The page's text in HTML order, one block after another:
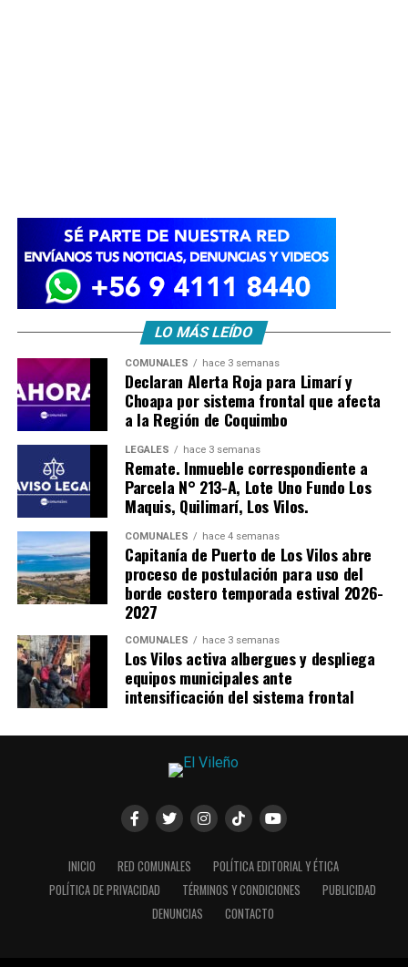
LO MÁS LEÍDO
COMUNALES hace 3 semanas
Declaran Alerta Roja para Limarí y
Choapa por sistema frontal que afecta
a la Región de Coquimbo
LEGALES hace 3 semanas
Remate. Inmueble correspondiente a
Parcela N° 213-A, Lote Uno Fundo Los
Maquis, Quilimarí, Los Vilos.
COMUNALES hace 4 semanas
Capitanía de Puerto de Los Vilos abre
proceso de postulación para uso del
borde costero temporada estival 2026-
2027
COMUNALES hace 3 semanas
Los Vilos activa albergues y despliega
equipos municipales ante
intensificación del sistema frontal
INICIO RED COMUNALES
POLÍTICA EDITORIAL Y ÉTICA
POLÍTICA DE PRIVACIDAD
TÉRMINOS Y CONDICIONES
PUBLICIDAD
DENUNCIAS
CONTACTO